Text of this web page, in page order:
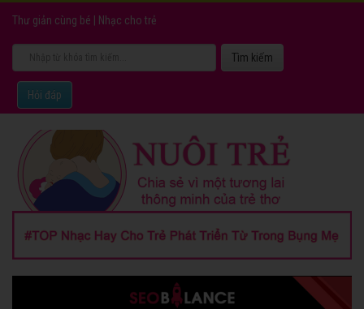
Thư giản cùng bé Nhạc cho trẻ
Hỏi đáp